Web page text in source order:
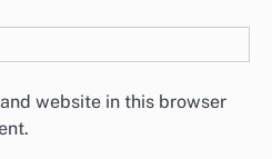
website in this browser